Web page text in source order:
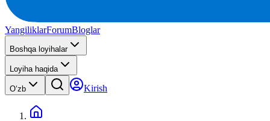
YangiliklarForumBloglar
Boshqa loyihalar
Loyiha haqida
Oʻzb Kirish